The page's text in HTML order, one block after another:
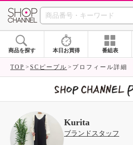
SHOP
商品を探す 本日お買得 番組表
TOP SCピープル プロフィール詳細
Kurita
ブランドスタッフ